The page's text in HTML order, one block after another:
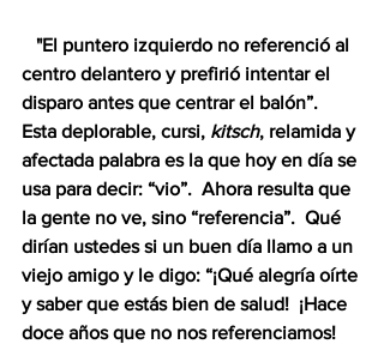
centro delantero y prefirió intentar el
disparo antes que centrar el balón”.
Esta deplorable, cursi, kitsch, relamida y
afectada palabra es la que hoy en día se
usa para decir: “vio”.  Ahora resulta que
la gente no ve, sino “referencia”.  Qué
dirían ustedes si un buen día llamo a un
viejo amigo y le digo: “¡Qué alegría oírte
y saber que estás bien de salud!  ¡Hace
doce años que no nos referenciamos!